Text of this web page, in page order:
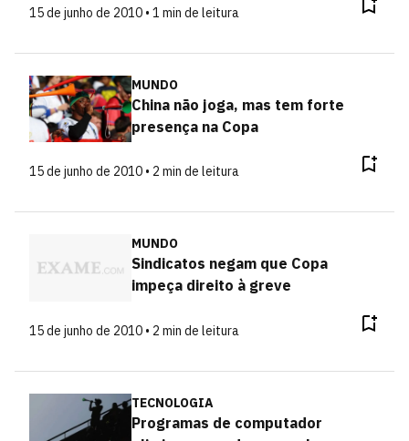
15 de junho de 2010 • 1 min de leitura
MUNDO
China não joga, mas tem forte
presença na Copa
15 de junho de 2010 • 2 min de leitura
MUNDO
Sindicatos negam que Copa
impeça direito à greve
15 de junho de 2010 • 2 min de leitura
TECNOLOGIA
Programas de computador